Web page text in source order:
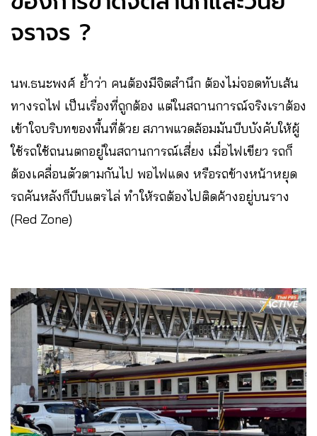
จราจร ?
นพ.ธนะพงศ์ ย้ำว่า คนต้องมีจิตสำนึก ต้องไม่จอดทับเส้น
ทางรถไฟ เป็นเรื่องที่ถูกต้อง แต่ในสถานการณ์จริงเราต้อง
เข้าใจบริบทของพื้นที่ด้วย สภาพแวดล้อมมันบีบบังคับให้ผู้
ใช้รถใช้ถนนตกอยู่ในสถานการณ์เสี่ยง เมื่อไฟเขียว รถก็
ต้องเคลื่อนตัวตามกันไป พอไฟแดง หรือรถข้างหน้าหยุด
รถคันหลังก็บีบแตรไล่ ทำให้รถต้องไปติดค้างอยู่บนราง
(Red Zone)